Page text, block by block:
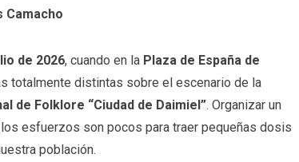
Camacho
de 2026, cuando en la Plaza de España de
totalmente distintas sobre el escenario de la
de Folklore “Ciudad de Daimiel”. Organizar un
esfuerzos son pocos para traer pequeñas dosis
población.